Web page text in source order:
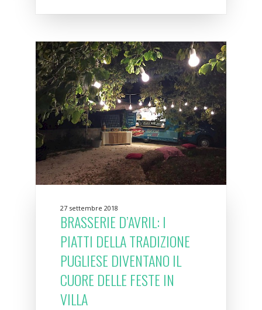
27 settembre 2018
BRASSERIE D’AVRIL: I
PIATTI DELLA TRADIZIONE
PUGLIESE DIVENTANO IL
CUORE DELLE FESTE IN
VILLA